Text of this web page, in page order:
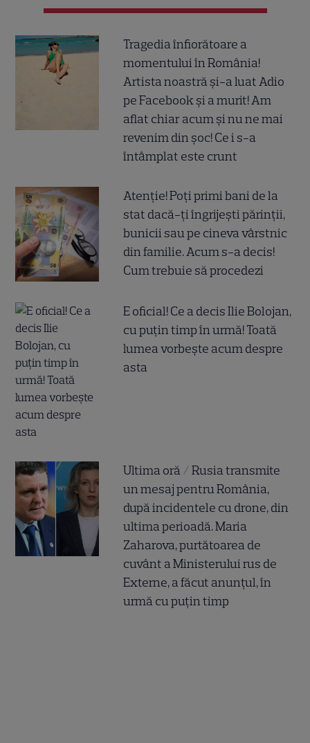
Tragedia înfiorătoare a
momentului în România!
Artista noastră și-a luat Adio
pe Facebook și a murit! Am
aflat chiar acum și nu ne mai
revenim din șoc! Ce i s-a
întâmplat este crunt
Atenție! Poți primi bani de la
stat dacă-ți îngrijești părinții,
bunicii sau pe cineva vârstnic
din familie. Acum s-a decis!
Cum trebuie să procedezi
E oficial! Ce a decis Ilie Bolojan,
cu puțin timp în urmă! Toată
lumea vorbește acum despre
asta
Ultima oră / Rusia transmite
un mesaj pentru România,
după incidentele cu drone, din
ultima perioadă. Maria
Zaharova, purtătoarea de
cuvânt a Ministerului rus de
Externe, a făcut anunțul, în
urmă cu puțin timp